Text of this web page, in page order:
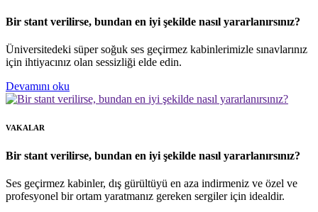
Bir stant verilirse, bundan en iyi şekilde nasıl yararlanırsınız?
Üniversitedeki süper soğuk ses geçirmez kabinlerimizle sınavlarınız
için ihtiyacınız olan sessizliği elde edin.
Devamını oku
VAKALAR
Bir stant verilirse, bundan en iyi şekilde nasıl yararlanırsınız?
Ses geçirmez kabinler, dış gürültüyü en aza indirmeniz ve özel ve
profesyonel bir ortam yaratmanız gereken sergiler için idealdir.